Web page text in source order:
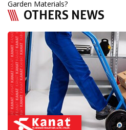
Garden Materials?
OTHERS NEWS